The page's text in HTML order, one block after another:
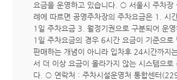
요금을 운영하고 있습니다. ○ 서울시 주차장
례에 따르면 공영주차장의 주차요금은 1. 시
1일 주차요금 3. 월정기권으로 구분되어 운영
1일 주차요금의 경우 6시간 요금이 기준으로
판매하는 개념이 아니라 입차후 24시간까지
서 더 이상 요금이 올라가지 않는 시스템으로
다. ○ 연락처 : 주차시설운영처 통합센터